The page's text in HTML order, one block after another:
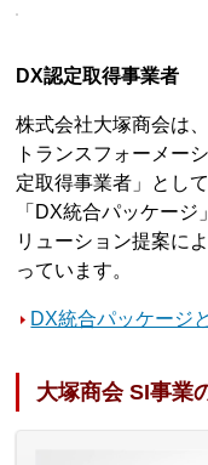
DX認定取得事業者
株式会社大塚商会は
トランスフォーメー
定取得事業者」とし
「DX統合パッケー
リューション提案に
っています。
DX統合パッケージ
大塚商会 SI事業